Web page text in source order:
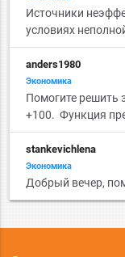
Источники
условиях
anders1980
Экономика
Помогите решить
+100. Функция
stankevichlena
Экономика
Добрый вечер,